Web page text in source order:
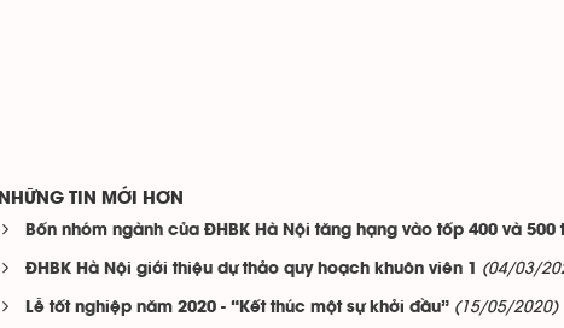
NHỮNG TIN MỚI HƠN
Bốn nhóm ngành của ĐHBK Hà Nội tăng hạng vào tốp 400 và
ĐHBK Hà Nội giới thiệu dự thảo quy hoạch khuôn viên 1 (04/03/
Lễ tốt nghiệp năm 2020 - “Kết thúc một sự khởi đầu” (15/05/2020)